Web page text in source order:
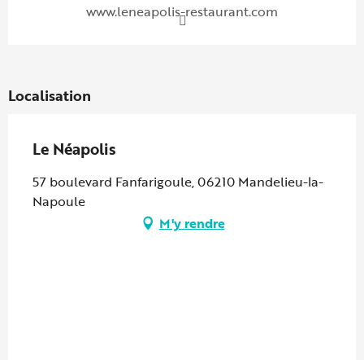
www.leneapolis-restaurant.com
Localisation
Le Néapolis
57 boulevard Fanfarigoule, 06210 Mandelieu-la-
Napoule
M'y rendre